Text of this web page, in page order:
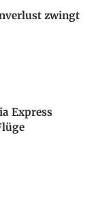
zwingt
Express